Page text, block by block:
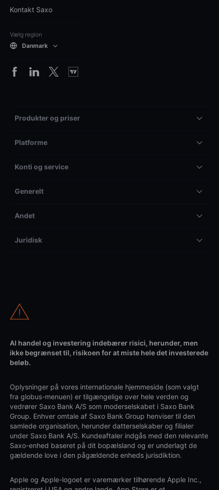
Kontakt Saxo
Vælg region
Danmark
Produkter og priser
Platforme
Konti og service
Generelt
Andet
Juridisk
Al handel og investering indebærer risici, herunder, men
ikke begrænset til, risikoen for at miste hele det investerede
beløb.
Oplysninger på vores internationale hjemmeside (som valgt
fra globus-menuen) er tilgængelige over hele verden og
vedrører Saxo Bank A/S som moderselskabet i Saxo Bank
Group. Enhver omtale af Saxo Bank Group henviser til den
samlede organisation, herunder datterselskaber og filialer
under Saxo Bank A/S. Kundeaftaler indgås med den relevante
Saxo-enhed baseret på dit bopælsland og er underlagt de
gældende love i den pågældende enheds jurisdiktion.
Apple og Apple-logoet er varemærker tilhørende Apple Inc.,